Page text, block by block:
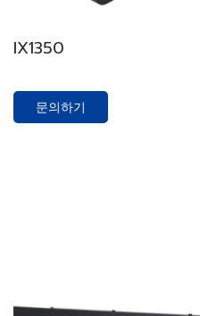
IX1350
문의하기